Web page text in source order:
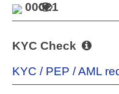
00021
KYC Check
KYC / PEP / AML